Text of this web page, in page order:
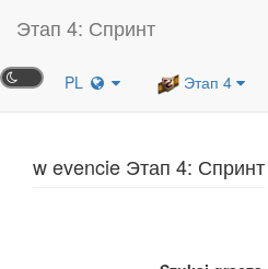
Этап 4: Спринт
PL Этап 4
w evencie Этап 4: Спринт